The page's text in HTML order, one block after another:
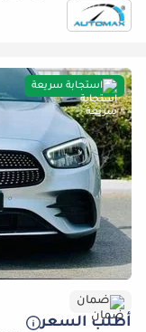
استجابة سريعة
ضمان
أطلب السعر